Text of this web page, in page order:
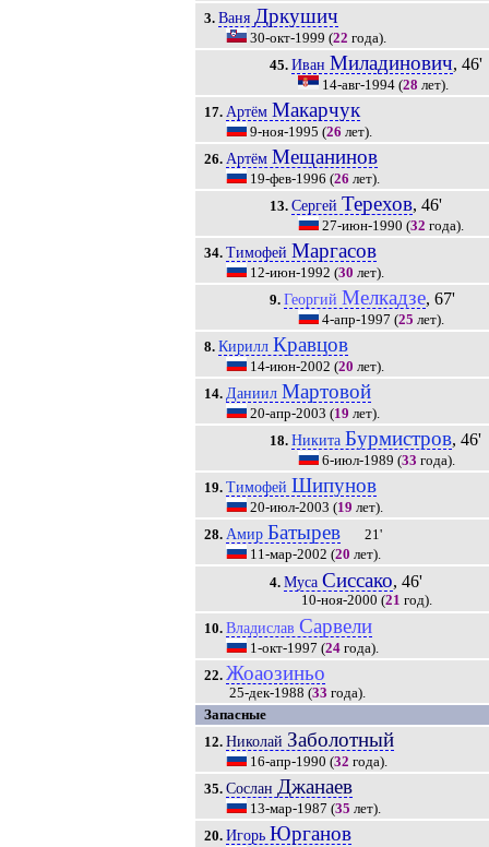
3. Ваня Дркушич
30-окт-1999 (22 года).
45. Иван Миладинович, 46'
14-авг-1994 (28 лет).
17. Артём Макарчук
9-ноя-1995 (26 лет).
26. Артём Мещанинов
19-фев-1996 (26 лет).
13. Сергей Терехов, 46'
27-июн-1990 (32 года).
34. Тимофей Маргасов
12-июн-1992 (30 лет).
9. Георгий Мелкадзе, 67'
4-апр-1997 (25 лет).
8. Кирилл Кравцов
14-июн-2002 (20 лет).
14. Даниил Мартовой
20-апр-2003 (19 лет).
18. Никита Бурмистров, 46'
6-июл-1989 (33 года).
19. Тимофей Шипунов
20-июл-2003 (19 лет).
28. Амир Батырев
21'
11-мар-2002 (20 лет).
4. Муса Сиссако, 46'
10-ноя-2000 (21 год).
10. Владислав Сарвели
1-окт-1997 (24года).
22. Жоаозиньо
25-дек-1988 (33 года).
Запасные
12. Николай Заболотный
16-апр-1990 (32 года).
35. Сослан Джанаев
13-мар-1987 (35 лет).
20. Игорь Юрганов